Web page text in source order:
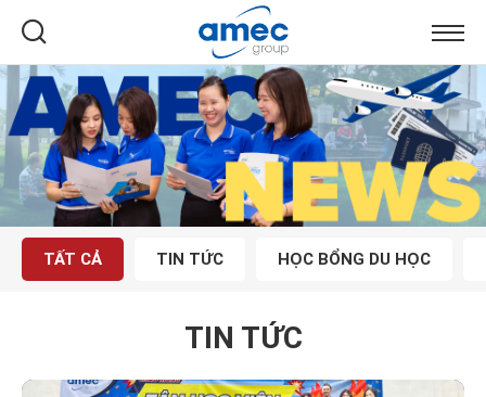
TẤT CẢ TIN TỨC HỌC BỔNG DU HỌC
TIN TỨC